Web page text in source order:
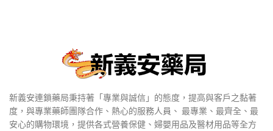
新義安連鎖藥局秉持著「專業與誠信」的態度，提高與客戶之黏著
度，與專業藥師團隊合作、熱心的服務人員、 最專業、最齊全、最
安心的購物環境，提供各式營養保健、婦嬰用品及醫材用品等全方